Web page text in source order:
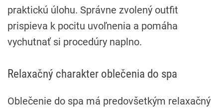
praktickú úlohu. Správne zvolený outfit
prispieva k pocitu uvoľnenia a pomáha
vychutnať si procedúry naplno.
Relaxačný charakter oblečenia do spa
Oblečenie do spa má predovšetkým relaxačný